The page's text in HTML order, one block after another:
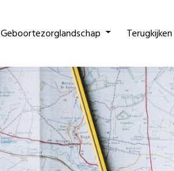
Geboortezorglandschap Terugkijken